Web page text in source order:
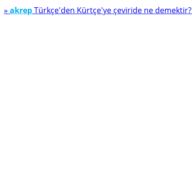
» akrepTürkçe'den Kürtçe'ye çeviride ne demektir?